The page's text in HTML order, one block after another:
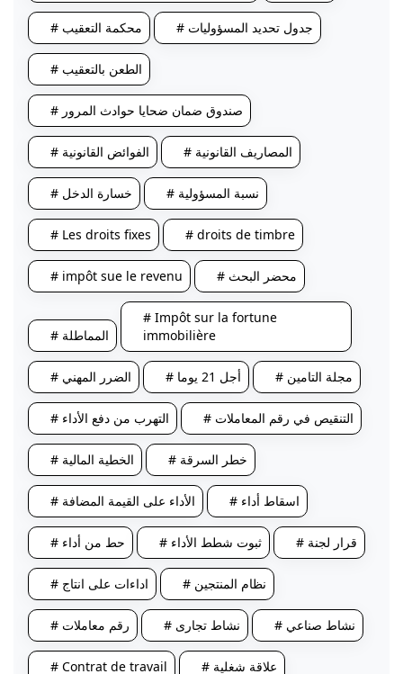
# محكمة التعقيب # جدول تحديد المسؤوليات
# الطعن بالتعقيب
# صندوق ضمان ضحايا حوادث المرور
# الفوائض القانونية # المصاريف القانونية
# خسارة الدخل # نسبة المسؤولية
# Les droits fixes # droits de timbre
# impôt sue le revenu # محضر البحث
# المماطلة
# Impôt sur la fortune
immobilière
# الضرر المهني # أجل 21 يوما # مجلة التامين
# التهرب من دفع الأداء # التنقيص في رقم المعاملات
# الخطية المالية # خطر السرقة
# الأداء على القيمة المضافة # اسقاط أداء
# حط من أداء # ثبوت شطط الأداء # قرار لجنة
# اداءات على انتاج # نظام المنتجين
# رقم معاملات # نشاط تجارى # نشاط صناعي
# Contrat de travail # علاقة شغلية